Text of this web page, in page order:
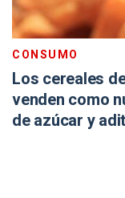
CONSUMO
Los cereales
venden como
de azúcar y